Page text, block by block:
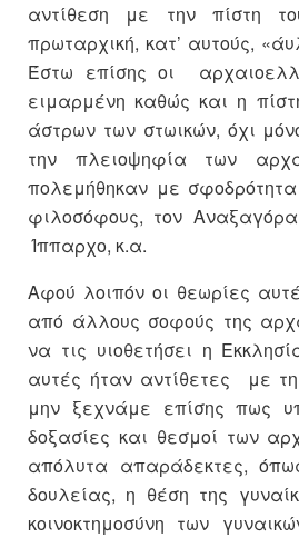
αντίθεση με την πίστη
πρωταρχική, κατ’ αυτούς,
Έστω επίσης οι
ειμαρμένη καθώς και η
άστρων των στωικών, όχι
την πλειοψηφία των
πολεμήθηκαν με
φιλοσόφους, τον
Ίππαρχο, κ.α.
Αφού λοιπόν οι θεωρίες
από άλλους σοφούς της
να τις υιοθετήσει η
αυτές ήταν αντίθετες με
μην ξεχνάμε επίσης πως
δοξασίες και θεσμοί των
απόλυτα απαράδεκτες,
δουλείας, η θέση της
κοινοκτημοσύνη των